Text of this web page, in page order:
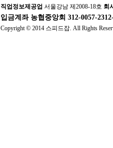
직업정보제공업 서울강남 제2008-18호 회
입금계좌 농협중앙회 312-0057-
Copyright © 2014 스피드잡. All Rights